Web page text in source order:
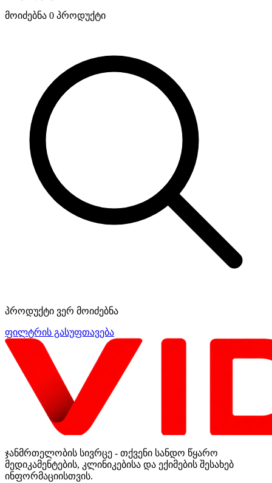
მოიძებნა 0 პროდუქტი
პროდუქტი ვერ მოიძებნა
ფილტრის გასუფთავება
ჯანმრთელობის სივრცე - თქვენი სანდო წყარო
მედიკამენტების, კლინიკებისა და ექიმების შესახებ
ინფორმაციისთვის.